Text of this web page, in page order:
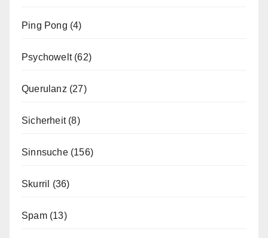
Ping Pong (4)
Psychowelt(62)
Querulanz (27)
Sicherheit(8)
Sinnsuche(156)
Skurril (36)
Spam(13)